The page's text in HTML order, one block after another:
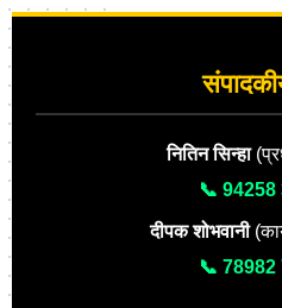
नितिन सिन्हा
📞 94258
दीपक शोभवानी
📞 78982